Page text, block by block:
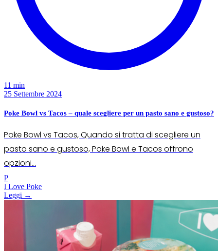
11 min
25 Settembre 2024
Poke Bowl vs Tacos – quale scegliere per un pasto sano e gustoso?
Poke Bowl vs Tacos, Quando si tratta di scegliere un
pasto sano e gustoso, Poke Bowl e Tacos offrono
opzioni...
P
I Love Poke
Leggi →